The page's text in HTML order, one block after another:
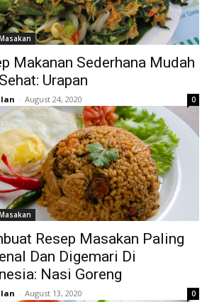
Makanan Sederhana Mudah
Urapan
- August 24, 2020 0
Resep Masakan Paling
Dan Digemari Di
Nasi Goreng
- August 13, 2020 0